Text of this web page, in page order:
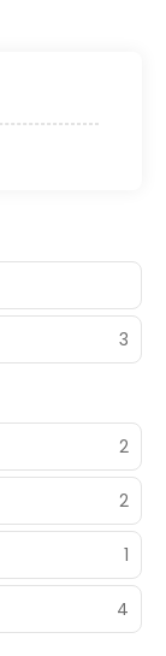
3
2
2
1
4